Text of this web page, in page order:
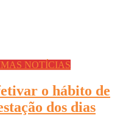
NOTÍCIAS
o hábito de
dos dias